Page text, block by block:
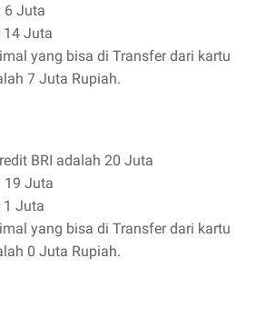
6 Juta
Juta
yang bisa di Transfer dari kartu
7 Juta Rupiah.
BRI adalah 20 Juta
19 Juta
Juta
yang bisa di Transfer dari kartu
0 Juta Rupiah.